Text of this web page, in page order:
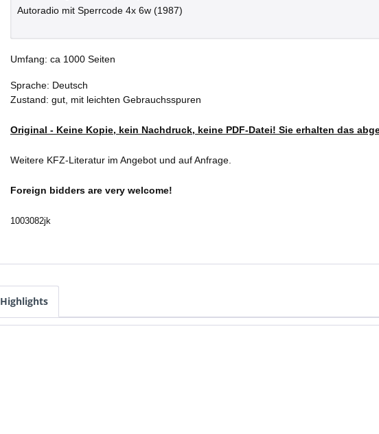
Autoradio mit Sperrcode 4x 6w (1987)
Umfang: ca 1000 Seiten
Sprache: Deutsch
Zustand: gut, mit leichten Gebrauchsspuren
Original - Keine Kopie, kein Nachdruck, keine PDF-Datei! Sie erhalten das
Weitere KFZ-Literatur im Angebot und auf Anfrage.
Foreign bidders are very welcome!
1003082jk
Highlights